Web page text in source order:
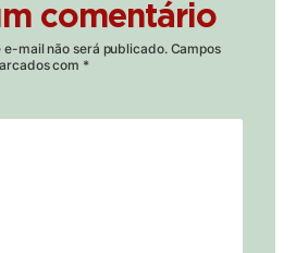
comentário
e-mail não será publicado. Campos
com *